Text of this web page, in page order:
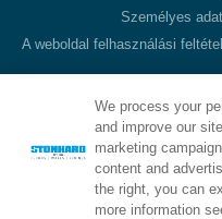
Személyes
A weboldal felhasználási
Corporate HQ:1000 E. Park Ave.
Maple Shade,
Call: 800.257.7953
We process your
and improve our
marketing
content and
the right, you can
more information